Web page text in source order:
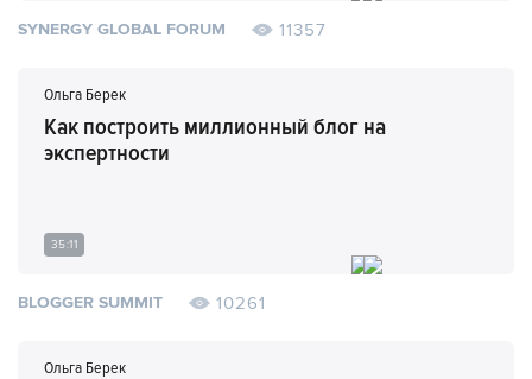
SYNERGY GLOBAL FORUM 11357
Ольга Берек
Как построить миллионный блог на
экспертности
35:11
BLOGGER SUMMIT 10261
Ольга Берек